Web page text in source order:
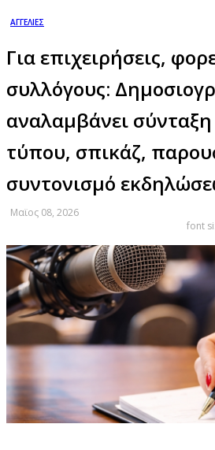
ΑΓΓΕΛΙΕΣ
Για επιχειρήσεις,
συλλόγους:
αναλαμβάνει
τύπου, σπικάζ,
συντονισμό
Μαϊος 08, 2026
font